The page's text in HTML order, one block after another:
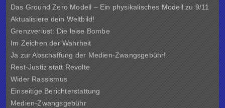
Das Ground Zero Modell – Ein physikalisches Modell zu 9/11
Aktualisiere dein Weltbild!
Grenzverlust: Die leise Bombe
Im Zeichen der Wahrheit
Ja zur Abschaffung der Medien-Zwangsgebühr!
Rest-Justiz statt Revolte
Wider Rassismus
Einseitige Berichterstattung
Medien-Zwangsgebühr